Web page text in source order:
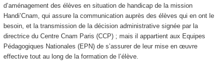
d’aménagement des élèves en situation de handicap de la mission
Handi’Cnam, qui assure la communication auprès des élèves qui en ont le
besoin, et la transmission de la décision administrative signée par la
directrice du Centre Cnam Paris (CCP) ; mais il appartient aux Equipes
Pédagogiques Nationales (EPN) de s’assurer de leur mise en œuvre
effective tout au long de la formation de l’élève.